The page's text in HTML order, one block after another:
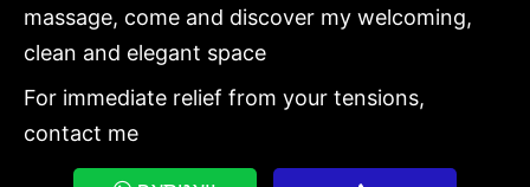
massage, come and discover my welcoming,
clean and elegant space
For immediate relief from your tensions,
contact me